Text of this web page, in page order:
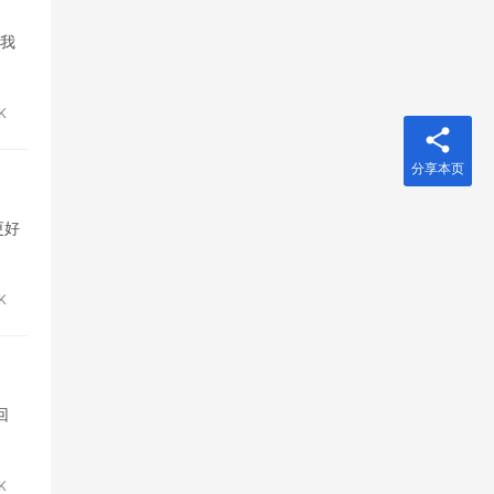
好
分享本页